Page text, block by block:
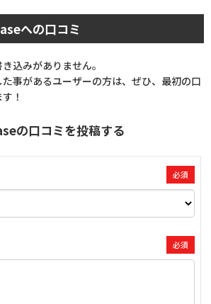
への口コミ
みがありません。
があるユーザーの方は、ぜひ、最初の口
！
の口コミを投稿する
必須
必須